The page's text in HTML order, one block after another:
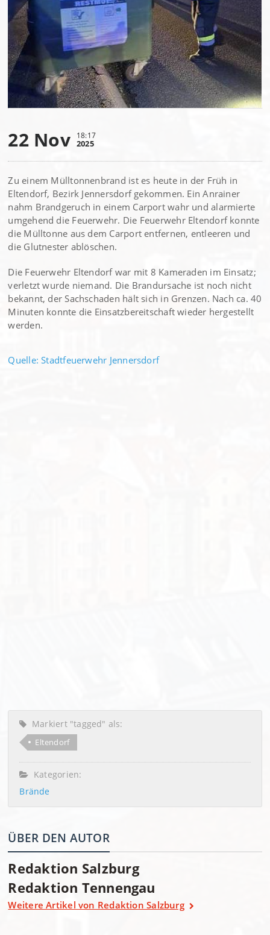
22 Nov 18:17
2025
Zu einem Mülltonnenbrand ist es heute in der Früh in
Eltendorf, Bezirk Jennersdorf gekommen. Ein Anrainer
nahm Brandgeruch in einem Carport wahr und alarmierte
umgehend die Feuerwehr. Die Feuerwehr Eltendorf konnte
die Mülltonne aus dem Carport entfernen, entleeren und
die Glutnester ablöschen.
Die Feuerwehr Eltendorf war mit 8 Kameraden im Einsatz;
verletzt wurde niemand. Die Brandursache ist noch nicht
bekannt, der Sachschaden hält sich in Grenzen. Nach ca. 40
Minuten konnte die Einsatzbereitschaft wieder hergestellt
werden.
Quelle: Stadtfeuerwehr Jennersdorf
Markiert "tagged" als:
Eltendorf
Kategorien:
Brände
ÜBER DEN AUTOR
Redaktion Salzburg
Redaktion Tennengau
Weitere Artikel von Redaktion Salzburg